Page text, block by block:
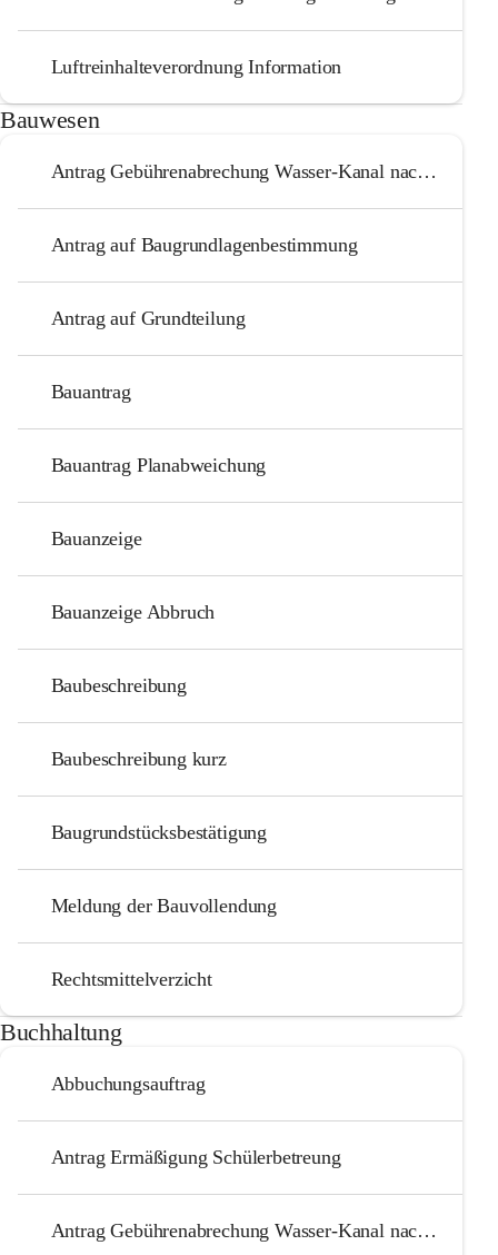
Luftreinhalteverordnung Information
Bauwesen
Antrag Gebührenabrechung Wasser-Kanal nach Besitzerwechsel
Antrag auf Baugrundlagenbestimmung
Antrag auf Grundteilung
Bauantrag
Bauantrag Planabweichung
Bauanzeige
Bauanzeige Abbruch
Baubeschreibung
Baubeschreibung kurz
Baugrundstücksbestätigung
Meldung der Bauvollendung
Rechtsmittelverzicht
Buchhaltung
Abbuchungsauftrag
Antrag Ermäßigung Schülerbetreung
Antrag Gebührenabrechung Wasser-Kanal nach Besitzerwechsel